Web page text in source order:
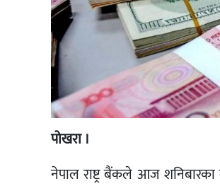
पोखरा ।
नेपाल राष्ट्र बैंकले आज